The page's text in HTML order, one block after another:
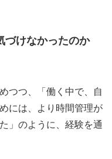
づけなかったのか
つつ、「働く中で、自
には、より時間管理が
」のように、経験を通